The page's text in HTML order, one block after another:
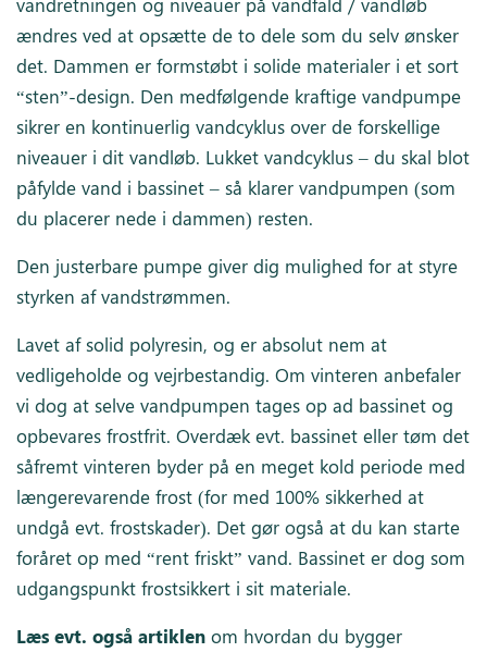
ændres ved at opsætte de to dele som du selv ønsker
det. Dammen er formstøbt i solide materialer i et sort
“sten”-design. Den medfølgende kraftige vandpumpe
sikrer en kontinuerlig vandcyklus over de forskellige
niveauer i dit vandløb. Lukket vandcyklus – du skal blot
påfylde vand i bassinet – så klarer vandpumpen (som
du placerer nede i dammen) resten.
Den justerbare pumpe giver dig mulighed for at styre
styrken af vandstrømmen.
Lavet af solid polyresin, og er absolut nem at
vedligeholde og vejrbestandig. Om vinteren anbefaler
vi dog at selve vandpumpen tages op ad bassinet og
opbevares frostfrit. Overdæk evt. bassinet eller tøm det
såfremt vinteren byder på en meget kold periode med
længerevarende frost (for med 100% sikkerhed at
undgå evt. frostskader). Det gør også at du kan starte
foråret op med “rent friskt” vand. Bassinet er dog som
udgangspunkt frostsikkert i sit materiale.
Læs evt. også artiklenom hvordan du bygger